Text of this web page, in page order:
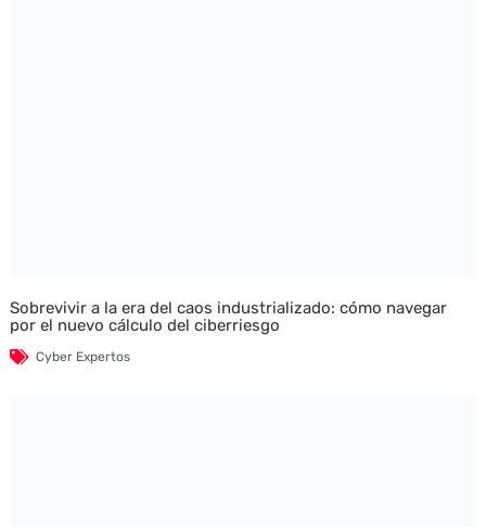
Sobrevivir a la era del caos industrializado: cómo navegar
por el nuevo cálculo del ciberriesgo
Cyber Expertos